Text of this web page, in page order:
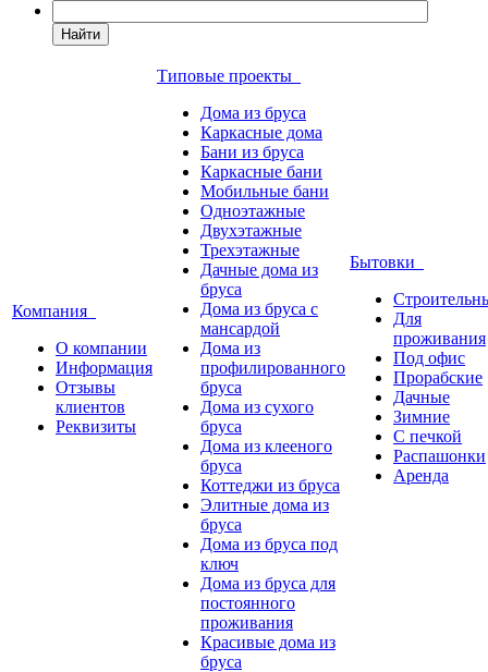
Найти
Компания
О компании
Информация
Отзывы
клиентов
Реквизиты
Типовые проекты
Дома из бруса
Каркасные дома
Бани из бруса
Каркасные бани
Мобильные бани
Одноэтажные
Двухэтажные
Трехэтажные
Дачные дома из
бруса
Дома из бруса с
мансардой
Дома из
профилированного
бруса
Дома из сухого
бруса
Дома из клееного
бруса
Коттеджи из бруса
Элитные дома из
бруса
Дома из бруса под
ключ
Дома из бруса для
постоянного
проживания
Красивые дома из
бруса
Бытовки
Для
проживания
Под офис
Прорабские
Дачные
Зимние
С печкой
Распашонки
Аренда